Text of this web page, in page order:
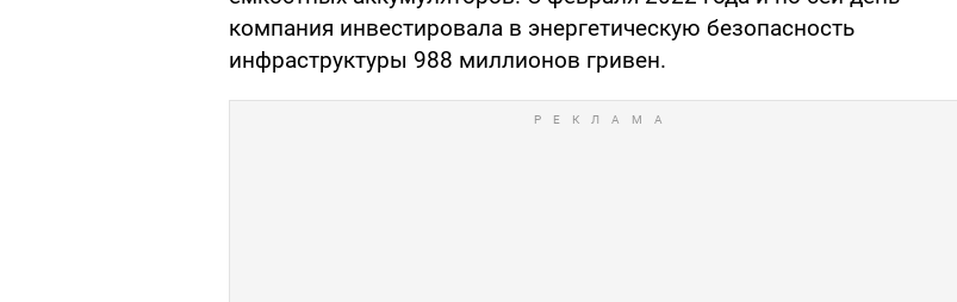
компания инвестировала в энергетическую безопасность
инфраструктуры 988 миллионов гривен.